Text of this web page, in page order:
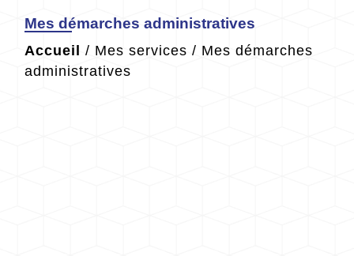
Mes démarches administratives
Accueil / Mes services / Mes démarches
administratives